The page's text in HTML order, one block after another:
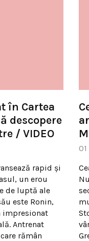
în Cartea
descopere
/ VIDEO
rapid și
un erou
de luptă ale
este Ronin,
impresionat
Antrenat
rămân